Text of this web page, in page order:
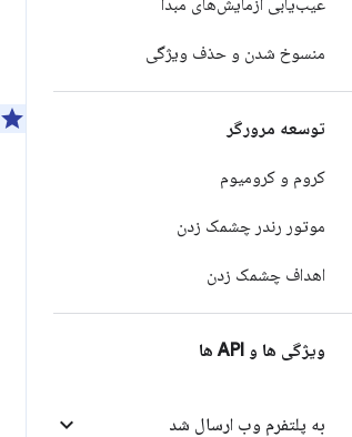
عیب‌یابی آزمایش‌های مبدا
منسوخ شدن و حذف ویژگی
توسعه مرورگر
کروم و کرومیوم
موتور رندر چشمک زدن
اهداف چشمک زدن
ویژگی ها و API ها
به پلتفرم وب ارسال شد